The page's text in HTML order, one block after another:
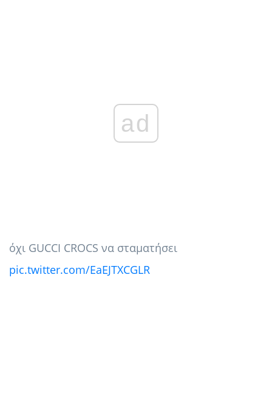
ad
όχι GUCCI CROCS να σταματήσει
pic.twitter.com/EaEJTXCGLR